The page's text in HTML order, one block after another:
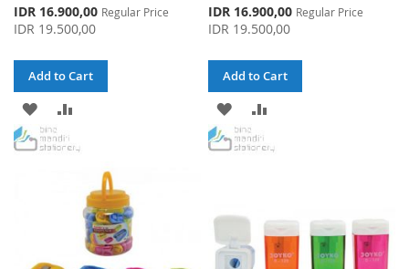
Special
Price
IDR 16.900,00 Regular Price
IDR 19.500,00
Add to Cart
ADD
TO
COMPARE
Special
Price
IDR 16.900,00 Regular Price
IDR 19.500,00
Add to Cart
ADD
TO